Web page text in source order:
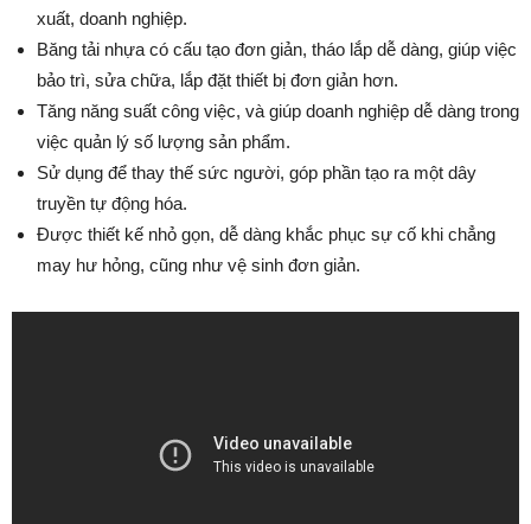
xuất, doanh nghiệp.
Băng tải nhựa có cấu tạo đơn giản, tháo lắp dễ dàng, giúp việc
bảo trì, sửa chữa, lắp đặt thiết bị đơn giản hơn.
Tăng năng suất công việc, và giúp doanh nghiệp dễ dàng trong
việc quản lý số lượng sản phẩm.
Sử dụng để thay thế sức người, góp phần tạo ra một dây
truyền tự động hóa.
Được thiết kế nhỏ gọn, dễ dàng khắc phục sự cố khi chẳng
may hư hỏng, cũng như vệ sinh đơn giản.